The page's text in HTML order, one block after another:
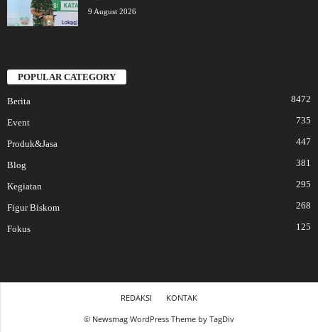
9 August 2026
POPULAR CATEGORY
Berita 8472
Event 735
Produk&Jasa 447
Blog 381
Kegiatan 295
Figur Biskom 268
Fokus 125
REDAKSI
KONTAK
© Newsmag WordPress Theme by TagDiv